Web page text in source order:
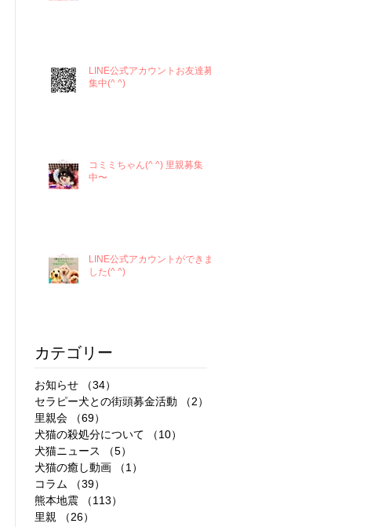
LINE公式アカウントお友達募
集中(^ ^)
コミミちゃん(^ ^) 里親募集
中〜
LINE公式アカウントができま
した(^ ^)
カテゴリー
お知らせ （34）
セラピー犬との街頭募金活動
（2）
里親会
（69）
犬猫の殺処分について
（10）
犬猫ニュース
（5）
犬猫の癒し動画
（1）
コラム
（39）
熊本地震
（113）
里親
（26）